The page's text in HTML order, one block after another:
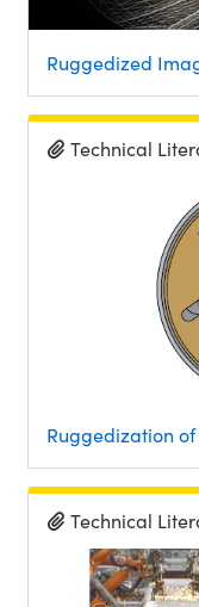
Ruggedized
Technical
Ruggedization
Technical